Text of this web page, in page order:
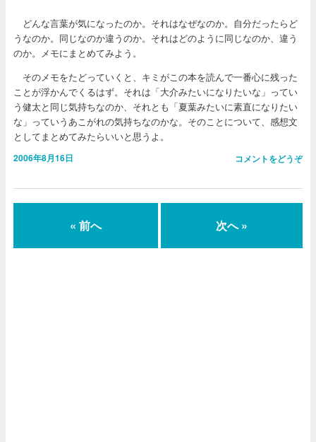
どんな言葉が気になったのか。それはなぜなのか。自分だったらど
うなのか。同じなのか違うのか。それはどのように同じなのか、違う
のか。メモにまとめてみよう。
そのメモをたどっていくと、キミがこの本を読んで一番心に残った
ことが浮かんでくるはず。それは「大介みたいになりたいな」ってい
う健太と同じ気持ちなのか、それとも「夏葉みたいに素直になりたい
な」っていうあこがれの気持ちなのかな。そのことについて、感想文
としてまとめてみたらいいと思うよ。
2006年8月16日 コメントをどうぞ
« 前へ 次へ »